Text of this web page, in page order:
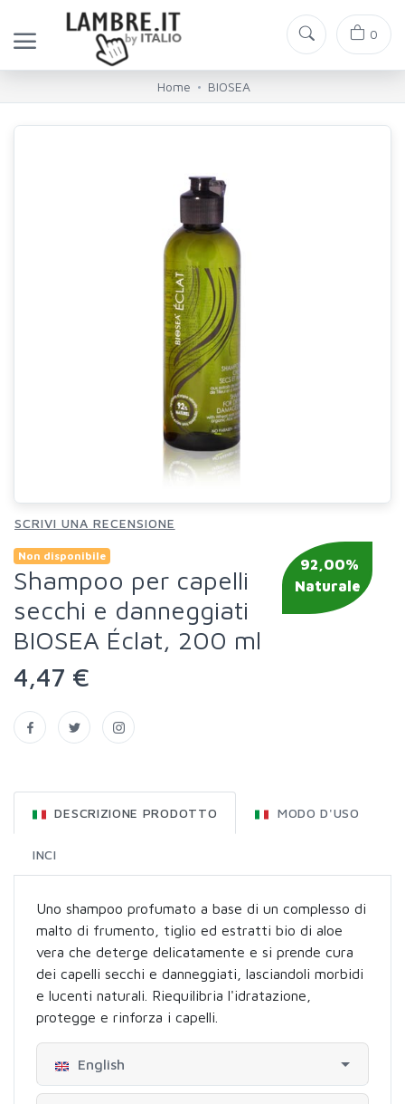
0
Home BIOSEA
92,00%
Naturale
SCRIVI UNA RECENSIONE
Non disponibile
Shampoo per capelli
secchi e danneggiati
BIOSEA Éclat, 200 ml
4,47 €
DESCRIZIONE PRODOTTO MODO D'USO
INCI
Uno shampoo profumato a base di un complesso di
malto di frumento, tiglio ed estratti bio di aloe
vera che deterge delicatamente e si prende cura
dei capelli secchi e danneggiati, lasciandoli morbidi
e lucenti naturali. Riequilibria l'idratazione,
protegge e rinforza i capelli.
English